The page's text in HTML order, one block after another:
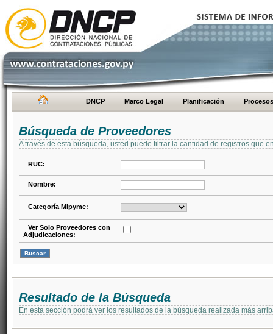
DNCP Marco Legal Planificación Procesos
Búsqueda de Proveedores
A través de esta búsqueda, usted puede filtrar la cantidad de registros que
RUC:
Nombre:
Categoría Mipyme:
Ver Solo Proveedores con
Adjudicaciones:
Resultado de la Búsqueda
En esta sección podrá ver los resultados de la búsqueda realizada más